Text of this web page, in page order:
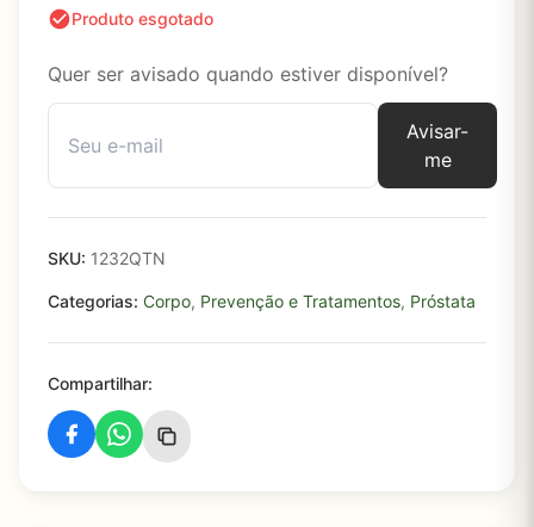
Produto esgotado
Quer ser avisado quando estiver disponível?
Avisar-
me
SKU: 1232QTN
Categorias: Corpo, Prevenção e Tratamentos, Próstata
Compartilhar: